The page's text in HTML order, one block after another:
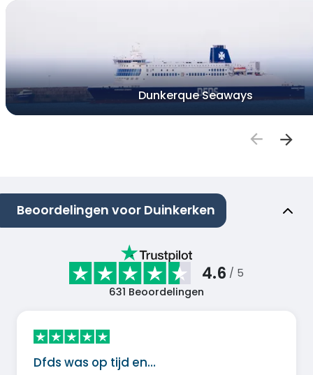
Dunkerque Seaways
Beoordelingen voor Duinkerken
4.6 / 5
631 Beoordelingen
Dfds was op tijd en…